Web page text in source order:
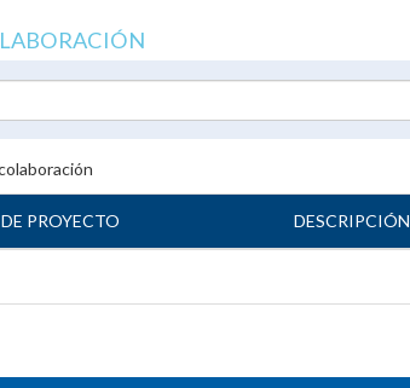
PROYECTO DESCRIPCIÓN